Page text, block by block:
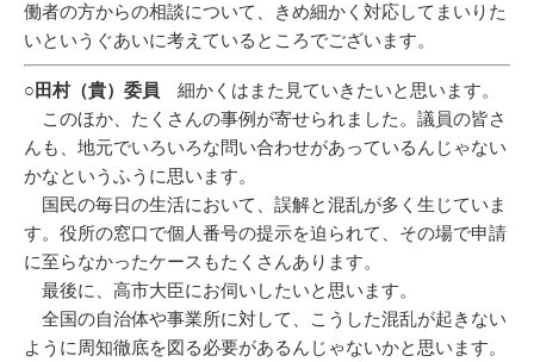
働者の方からの相談について、きめ細かく対応してまいりた
いというぐあいに考えているところでございます。
○田村（貴）委員 細かくはまた見ていきたいと思います。
このほか、たくさんの事例が寄せられました。議員の皆さ
んも、地元でいろいろな問い合わせがあっているんじゃない
かなというふうに思います。
国民の毎日の生活において、誤解と混乱が多く生じていま
す。役所の窓口で個人番号の提示を迫られて、その場で申請
に至らなかったケースもたくさんあります。
最後に、高市大臣にお伺いしたいと思います。
全国の自治体や事業所に対して、こうした混乱が起きない
ように周知徹底を図る必要があるんじゃないかと思います。